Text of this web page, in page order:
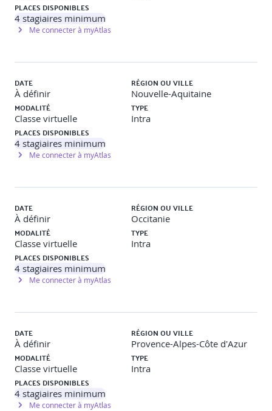
· Articuler écoute active, orientation et neutralité.
l’enquête formelle.
8- Développer une stratégie de prévention
durable
Construire des outils de prévention adaptés (affichage,
· Co-construire des engagements collectifs de lutte contre
les VSS.
· Mobiliser les ressources existantes (ex : guide Syntec).
· Formaliser ses engagements pour agir concrètement.
· S'approprier les outils et relais internes.
PLACES DISPONIBLES
4 stagiaires minimum
Me connecter à myAtlas
DATE
À définir
RÉGION OU VILLE
Nouvelle-Aquitaine
MODALITÉ
Classe virtuelle
TYPE
Intra
PLACES DISPONIBLES
4 stagiaires minimum
Me connecter à myAtlas
DATE
À définir
RÉGION OU VILLE
Occitanie
MODALITÉ
Classe virtuelle
TYPE
Intra
PLACES DISPONIBLES
4 stagiaires minimum
Me connecter à myAtlas
DATE
À définir
RÉGION OU VILLE
Provence-Alpes-Côte d'Azur
MODALITÉ
Classe virtuelle
TYPE
Intra
PLACES DISPONIBLES
4 stagiaires minimum
Me connecter à myAtlas